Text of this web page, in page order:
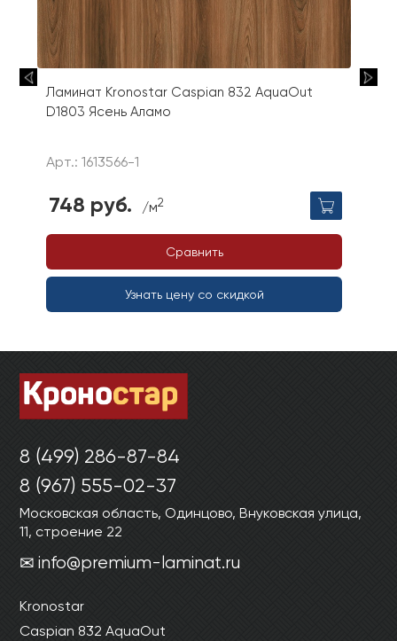
Ламинат Kronostar Caspian 832 AquaOut
D1803 Ясень Аламо
Арт.: 1613566-1
748 руб. /м2
Сравнить
Узнать цену со скидкой
8 (499) 286-87-84
8 (967) 555-02-37
Московская область, Одинцово, Внуковская улица,
11, строение 22
info@premium-laminat.ru
Kronostar
Caspian 832 AquaOut